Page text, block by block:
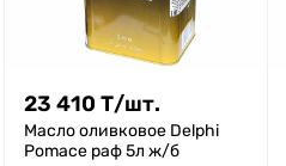
23 410 Т/шт.
Масло оливковое Delphi
Pomace раф 5л ж/б